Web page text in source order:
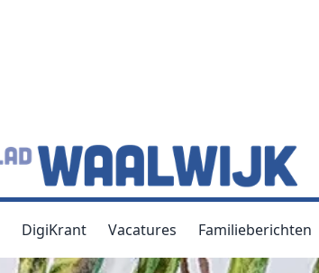
DigiKrant Vacatures Familieberichten